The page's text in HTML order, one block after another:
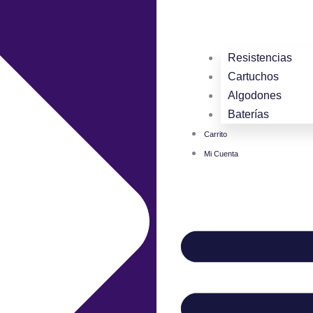
Resistencias
Cartuchos
Algodones
Baterías
Carrito
Mi Cuenta